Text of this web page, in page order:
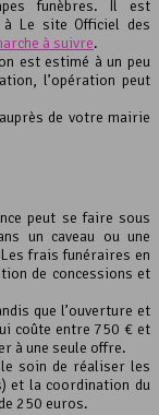
funèbres. Il est
Le site Officiel des
à suivre.
est estimé à un peu
l’opération peut
de votre mairie
peut se faire sous
un caveau ou une
frais funéraires en
de concessions et
que l’ouverture et
coûte entre 750 € et
à une seule offre.
soin de réaliser les
et la coordination du
250 euros.